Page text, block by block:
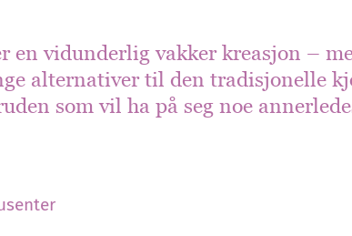
en vidunderlig vakker kreasjon –
alternativer til den tradisjonelle
som vil ha på seg noe